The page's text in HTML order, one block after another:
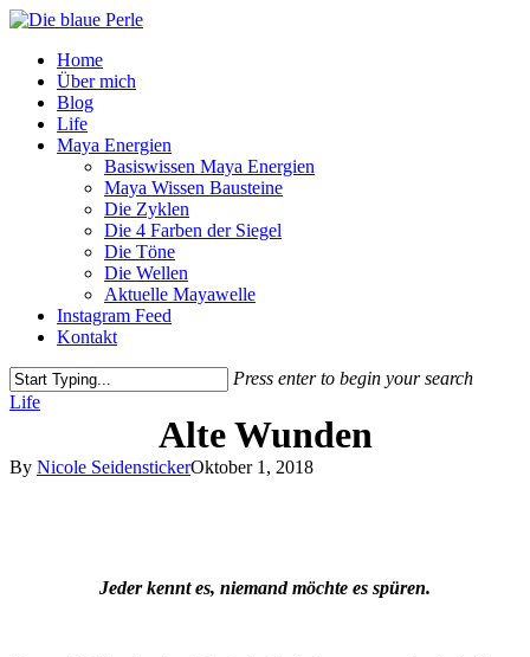
Skip
main
content
Menu
Home
Über mich
Blog
Life
Maya Energien
Basiswissen Maya Energien
Maya Wissen Bausteine
Die Zyklen
Die 4 Farben der Siegel
Die Töne
Die Wellen
Aktuelle Mayawelle
Instagram Feed
Kontakt
Press enter to begin your search
Close
Life
Alte Wunden
By Nicole SeidenstickerOktober 1, 2018
Jeder kennt es, niemand möchte es spüren.